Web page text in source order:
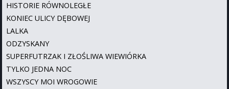
HISTORIE RÓWNOLEGŁE
KONIEC ULICY DĘBOWEJ
LALKA
ODZYSKANY
SUPERFUTRZAK I ZŁOŚLIWA WIEWIÓRKA
TYLKO JEDNA NOC
WSZYSCY MOI WROGOWIE